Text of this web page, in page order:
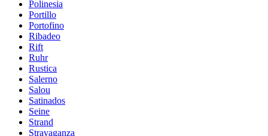
Polinesia
Portillo
Portofino
Ribadeo
Rift
Ruhr
Rustica
Salerno
Salou
Satinados
Seine
Strand
Stravaganza